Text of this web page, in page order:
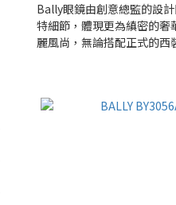
Bally眼鏡由創意總監的設
特細節，體現更為縝密的
麗風尚，無論搭配正式的西